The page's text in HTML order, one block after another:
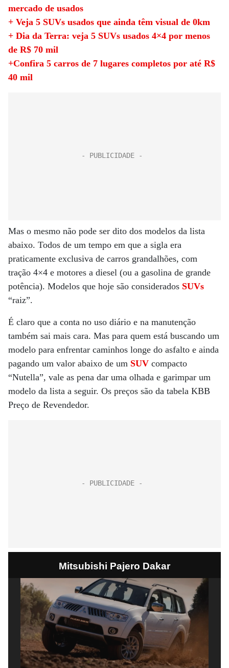
mercado de usados
+ Veja 5 SUVs usados que ainda têm visual de 0km
+ Dia da Terra: veja 5 SUVs usados 4×4 por menos
de R$ 70 mil
+Confira 5 carros de 7 lugares completos por até R$
40 mil
Mas o mesmo não pode ser dito dos modelos da lista
abaixo. Todos de um tempo em que a sigla era
praticamente exclusiva de carros grandalhões, com
tração 4×4 e motores a diesel (ou a gasolina de grande
potência). Modelos que hoje são considerados SUVs
“raiz”.
É claro que a conta no uso diário e na manutenção
também sai mais cara. Mas para quem está buscando um
modelo para enfrentar caminhos longe do asfalto e ainda
pagando um valor abaixo de um SUV compacto
“Nutella”, vale as pena dar uma olhada e garimpar um
modelo da lista a seguir. Os preços são da tabela KBB
Preço de Revendedor.
Mitsubishi Pajero Dakar